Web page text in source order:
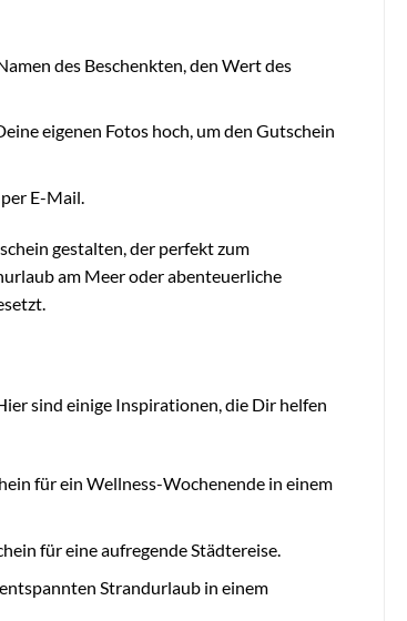
des Beschenkten, den Wert des
eigenen Fotos hoch, um den Gutschein
E-Mail.
gestalten, der perfekt zum
am Meer oder abenteuerliche
sind einige Inspirationen, die Dir helfen
für ein Wellness-Wochenende in einem
für eine aufregende Städtereise.
Strandurlaub in einem